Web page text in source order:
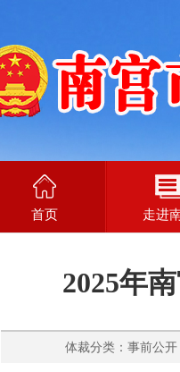
首页 走进
2025年
体裁分类：事前